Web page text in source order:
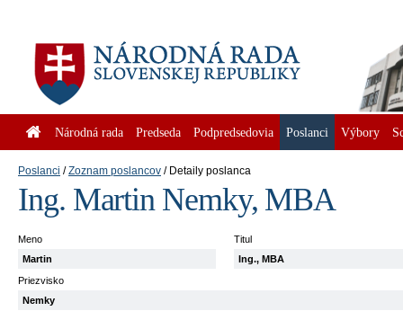
Národná rada Predseda Podpredsedovia Poslanci Výbory
Poslanci Zoznam poslancov Detaily poslanca
Ing. Martin Nemky, MBA
Meno
Martin
Titul
Ing., MBA
Priezvisko
Nemky